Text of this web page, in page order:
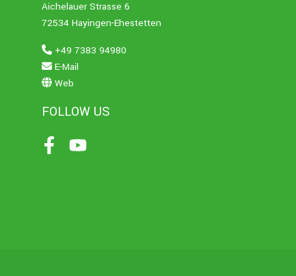
Aichelauer Strasse 6
72534 Hayingen-Ehestetten
+49 7383 94980
E-Mail
Web
FOLLOW US
FacebookYoutube